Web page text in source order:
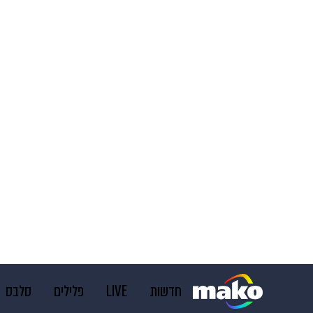
חדשות LIVE פלילים סלבס